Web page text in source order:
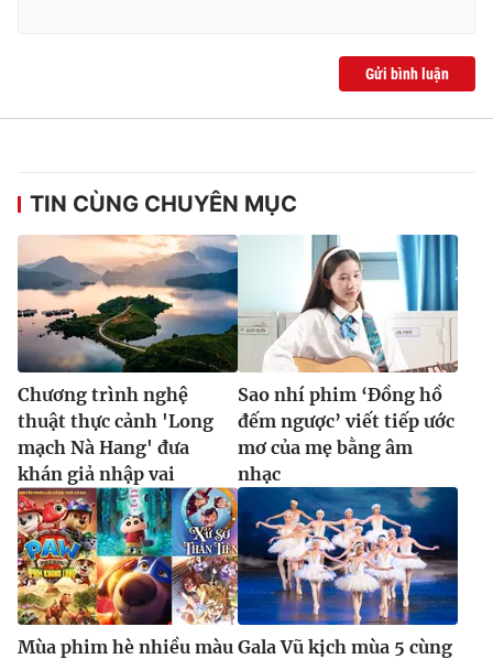
® Cấm sao chép dưới mọi hình thức nếu không có sự chấp
thuận bằng văn bản. Ghi rõ nguồn VTV.vn khi phát hành lại
thông tin từ website này.
Gửi bình luận
TIN CÙNG CHUYÊN MỤC
Chương trình nghệ
thuật thực cảnh 'Long
mạch Nà Hang' đưa
khán giả nhập vai
Sao nhí phim ‘Đồng hồ
đếm ngược’ viết tiếp ước
mơ của mẹ bằng âm
nhạc
Mùa phim hè nhiều màu Gala Vũ kịch mùa 5 cùng